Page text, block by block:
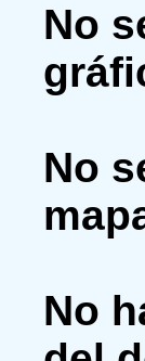
No
No
No